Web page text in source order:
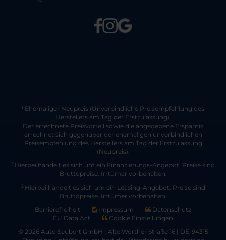
1
Ehemaliger Neupreis (Unverbindliche Preisempfehlung des
Herstellers am Tag der Erstzulassung).
Der errechnete Preisvorteil sowie die angegebene Ersparnis
errechnet sich gegenüber der ehemaligen unverbindlichen
Preisempfehlung des Herstellers am Tag der Erstzulassung
(Neupreis).
2 Hierbei handelt es sich um ein Finanzierungs-Angebot. Preise sind
Bruttopreise. Irrtümer vorbehalten.
3 Hierbei handelt es sich um ein Leasing-Angebot. Preise sind
Bruttopreise. Irrtümer vorbehalten.
Barrierefreiheit
Impressum
Datenschutz
EU Data Act
Cookie Einstellungen
© 2026 Auto Seubert GmbH | Alte Wörther Straße 16 | DE-94315